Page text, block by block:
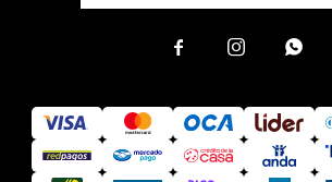
  